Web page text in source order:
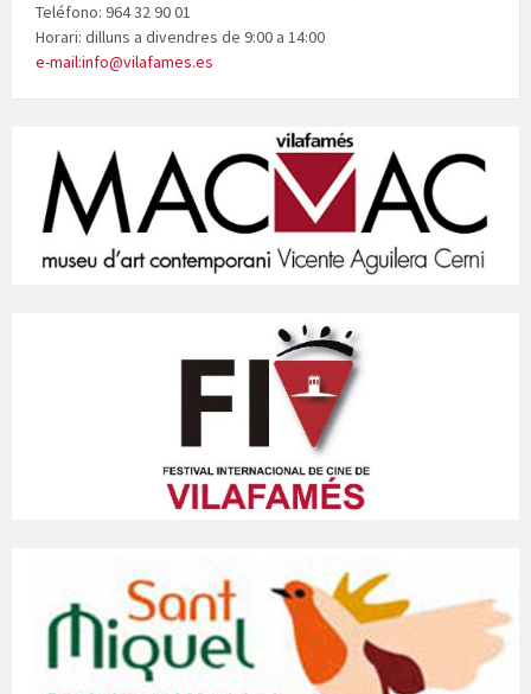
Teléfono: 964 32 90 01
Horari: dilluns a divendres de 9:00 a 14:00
e-mail:info@vilafames.es